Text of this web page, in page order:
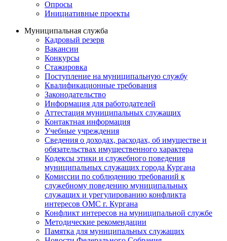
Опросы
Инициативные проекты
Муниципальная служба
Кадровый резерв
Вакансии
Конкурсы
Стажировка
Поступление на муниципальную службу
Квалификационные требования
Законодательство
Информация для работодателей
Аттестация муниципальных служащих
Контактная информация
Учебные учреждения
Сведения о доходах, расходах, об имуществе и
обязательствах имущественного характера
Кодексы этики и служебного поведения
муниципальных служащих города Кургана
Комиссии по соблюдению требований к
служебному поведению муниципальных
служащих и урегулированию конфликта
интересов ОМС г. Кургана
Конфликт интересов на муниципальной службе
Методические рекомендации
Памятка для муниципальных служащих